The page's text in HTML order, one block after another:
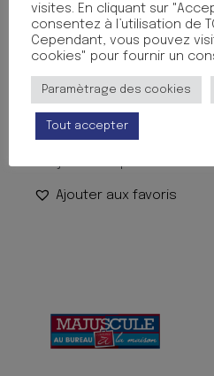
PROTEGE CAHIER 17X22
INCOLORE
0.65€ TTC
Ajouter aux favoris
visites. En cliquant sur
consentez à l’utilisation de
Cependant, vous pouvez
cookies" pour fournir un
Paramètrage des cookies
Tout accepter